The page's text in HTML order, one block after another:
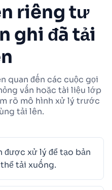
riêng tư
ghi đã tải
quan đến các cuộc gọi
vấn hoặc tài liệu lớp
rõ mô hình xử lý trước
tải lên.
được xử lý để tạo bản
tải xuống.